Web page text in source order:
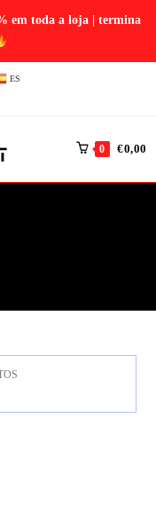
em toda a loja | termina
ES
0 €0,00